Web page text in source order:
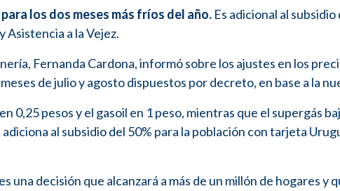
los dos meses más fríos del año. Es adicional al subsidio
Asistencia a la Vejez.
Fernanda Cardona, informó sobre los ajustes en los
de julio y agosto dispuestos por decreto, en base a la
0,25 pesos y el gasoil en 1 peso, mientras que el supergás
al subsidio del 50% para la población con tarjeta
una decisión que alcanzará a más de un millón de hogares y